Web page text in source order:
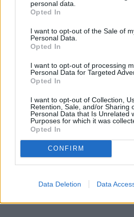
rechazar tal procesamiento. Sus
cualquier momento entrando de
visitando nuestra política de
personal data.
Opted In
I want to opt-out of the Sale of
Personal Data.
Opted In
I want to opt-out of processing
Personal Data for Targeted
Opted In
I want to opt-out of Collection,
Retention, Sale, and/or Sharing
Personal Data that Is Unrelated
Purposes for which it was
Opted In
CONFIRM
Data Deletion Data